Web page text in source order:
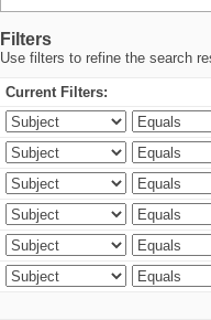
Filters
Use filters to refine the search
Current Filters: